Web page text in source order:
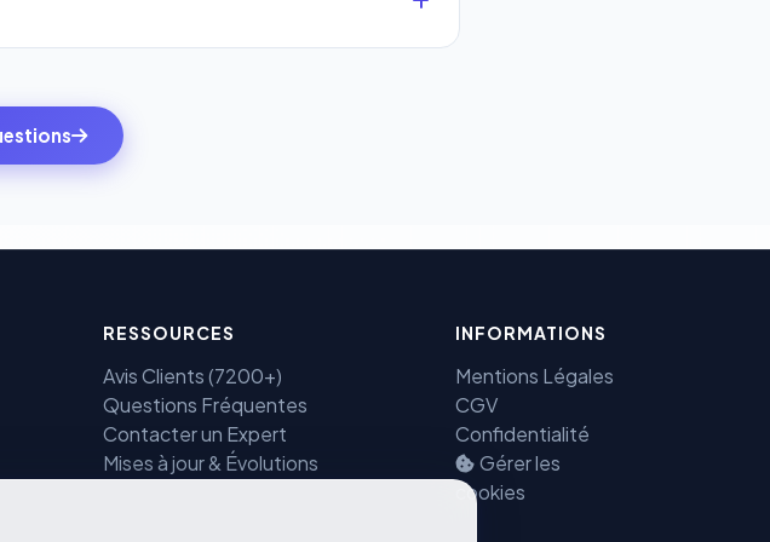
données ni votre historique.
RESSOURCES
Avis Clients (7200+)
Questions Fréquentes
Contacter un Expert
Mises à jour & Évolutions
INFORMATIONS
Mentions Légales
CGV
Confidentialité
Gérer les
cookies